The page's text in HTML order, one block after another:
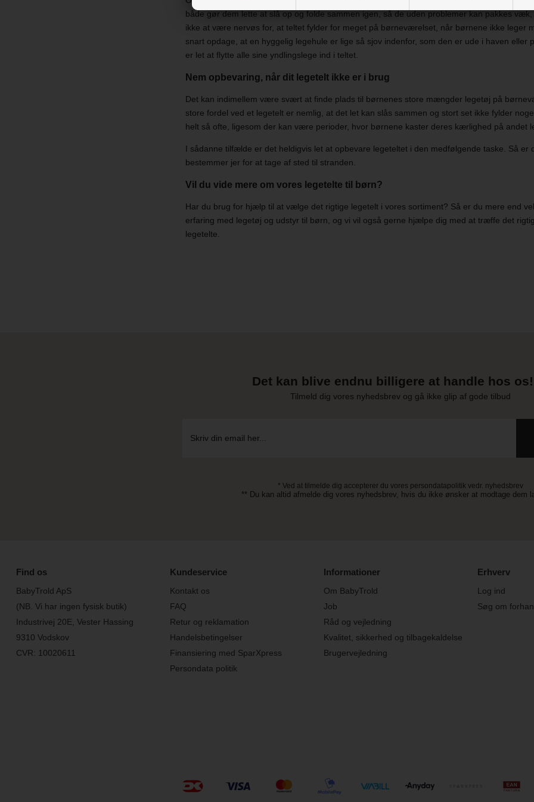
både gør dem lette at slå op og folde sammen igen, så de uden problemer kan pakkes
ikke at være nervøs for, at teltet fylder for meget på børneværelset, når børnene ikke leger
snart opdage, at en hyggelig legehule er lige så sjov indenfor, som den er ude i haven
er let at flytte alle sine yndlingslege ind i teltet.
Nem opbevaring, når dit legetelt ikke er i brug
Det kan indimellem være svært at finde plads til børnenes store mængder legetøj på
store fordel ved et legetelt er nemlig, at det let kan slås sammen og stort set ikke fylder
helt så ofte, ligesom der kan være perioder, hvor børnene kaster deres kærlighed på andet
I sådanne tilfælde er det heldigvis let at opbevare legeteltet i den medfølgende taske. Så
bestemmer jer for at tage af sted til stranden.
Vil du vide mere om vores legetelte til børn?
Har du brug for hjælp til at vælge det rigtige legetelt i vores sortiment? Så er du mere end
erfaring med legetøj og udstyr til børn, og vi vil også gerne hjælpe dig med at træffe det
legetelte.
Det kan blive endnu billigere at handle hos
Tilmeld dig vores nyhedsbrev og gå ikke glip af gode tilbud
* Ved at tilmelde dig accepterer du vores persondatapolitik vedr. nyhedsbrev
** Du kan altid afmelde dig vores nyhedsbrev, hvis du ikke ønsker at modtage dem
Find os
BabyTrold ApS
(NB. Vi har ingen fysisk butik)
Industrivej 20E, Vester Hassing
9310 Vodskov
CVR: 10020611
Kundeservice
Kontakt os
FAQ
Retur og reklamation
Handelsbetingelser
Finansiering med SparXpress
Persondata politik
Informationer
Om BabyTrold
Job
Råd og vejledning
Kvalitet, sikkerhed og tilbagekaldelse
Brugervejledning
Erhverv
Log ind
Søg om